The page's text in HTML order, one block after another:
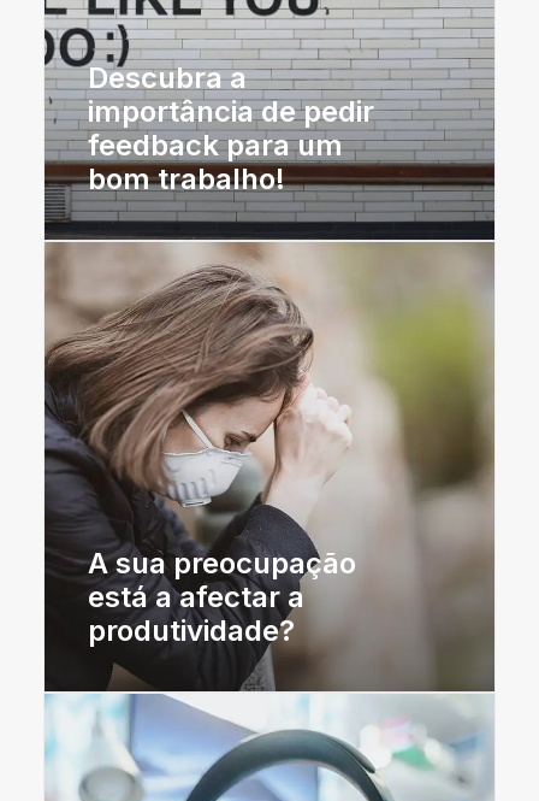
Descubra a
importância de pedir
feedback para um
bom trabalho!
A sua preocupação
está a afectar a
produtividade?